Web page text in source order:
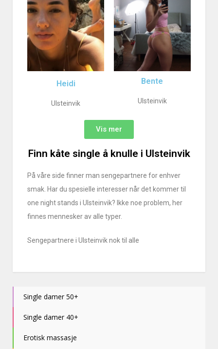
Heidi
Ulsteinvik
Bente
Ulsteinvik
Vis mer
Finn kåte single å knulle i Ulsteinvik
På våre side finner man sengepartnere for enhver
smak. Har du spesielle interesser når det kommer til
one night stands i Ulsteinvik? Ikke noe problem, her
finnes mennesker av alle typer.
Sengepartnere i Ulsteinvik nok til alle
Single damer 50+
Single damer 40+
Erotisk massasje